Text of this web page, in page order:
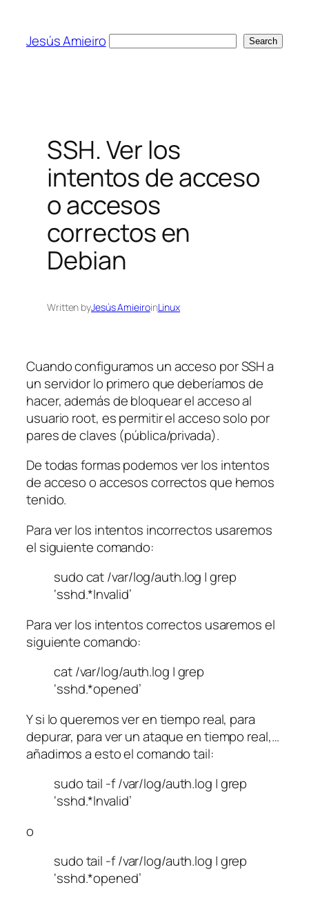
content
Jesús Amieiro Search
SSH. Ver los
intentos de acceso
o accesos
correctos en
Debian
Written byJesús AmieiroinLinux
Cuando configuramos un acceso por SSH a
un servidor lo primero que deberíamos de
hacer, además de bloquear el acceso al
usuario root, es permitir el acceso solo por
pares de claves (pública/privada).
De todas formas podemos ver los intentos
de acceso o accesos correctos que hemos
tenido.
Para ver los intentos incorrectos usaremos
el siguiente comando:
sudo cat /var/log/auth.log | grep
‘sshd.*Invalid’
Para ver los intentos correctos usaremos el
siguiente comando:
cat /var/log/auth.log | grep
‘sshd.*opened’
Y si lo queremos ver en tiempo real, para
depurar, para ver un ataque en tiempo real,…
añadimos a esto el comandotail:
sudo tail -f /var/log/auth.log | grep
‘sshd.*Invalid’
o
sudo tail -f /var/log/auth.log | grep
‘sshd.*opened’